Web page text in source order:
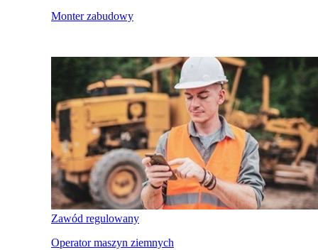
Monter zabudowy
Zawód regulowany
Operator maszyn ziemnych